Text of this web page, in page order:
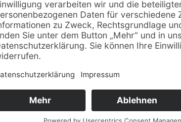
(Dieselstraße) wieder verlassen, dann
geradeaus, über Eisenbahnbrücke, bis
queren!), weiter geradeaus
nach rechts in die Elsa-
queren (Beesener Straße),
gleich am Anfang rechts
oder Nordwest (Hannover,